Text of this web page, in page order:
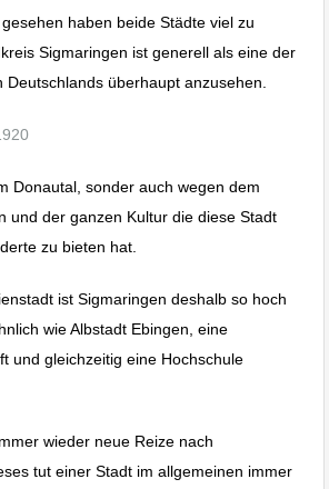
haben beide Städte viel zu
Sigmaringen ist generell als eine der
überhaupt anzusehen.
Donautal, sonder auch wegen dem
und der ganzen Kultur die diese Stadt
zu bieten hat.
ist Sigmaringen deshalb so hoch
wie Albstadt Ebingen, eine
und gleichzeitig eine Hochschule
wieder neue Reize nach
tut einer Stadt im allgemeinen immer